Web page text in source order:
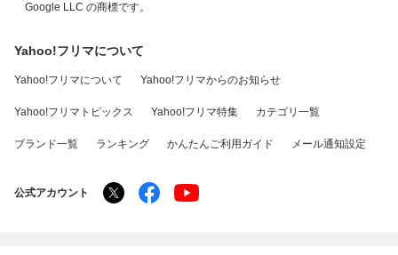
Google LLC の商標です。
Yahoo!フリマについて
Yahoo!フリマについて Yahoo!フリマからのお知らせ
Yahoo!フリマトピックス Yahoo!フリマ特集 カテゴリ一覧
ブランド一覧 ランキング かんたんご利用ガイド メール通知設定
公式アカウント